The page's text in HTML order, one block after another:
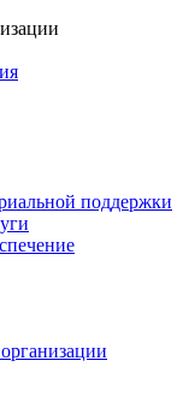
поддержки